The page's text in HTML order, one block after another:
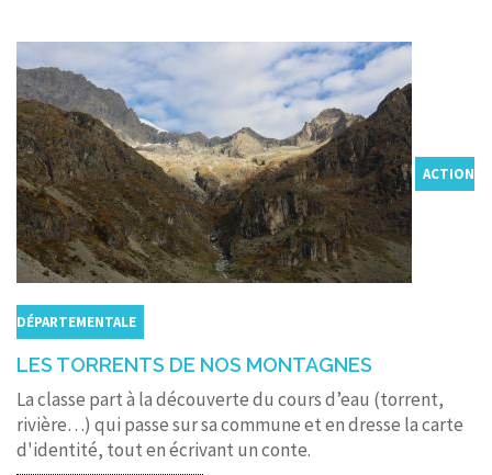
ACTION
DÉPARTEMENTALE
LES TORRENTS DE NOS MONTAGNES
La classe part à la découverte du cours d’eau (torrent,
rivière…) qui passe sur sa commune et en dresse la carte
d'identité, tout en écrivant un conte.